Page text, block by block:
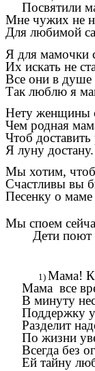
Посвятили
Мне чужих не
Для любимой
Я для мамочки
Их искать не
Все они в душе
Так люблю я
Нету женщины
Чем родная
Чтоб доставить
Я луну достану.
Мы хотим,
Счастливы вы
Песенку о маме
Мы споем
Дети поют
Мама!
Мама все
В минуту
Поддержку
Разделит
По жизни
Всегда без
Ей тайну